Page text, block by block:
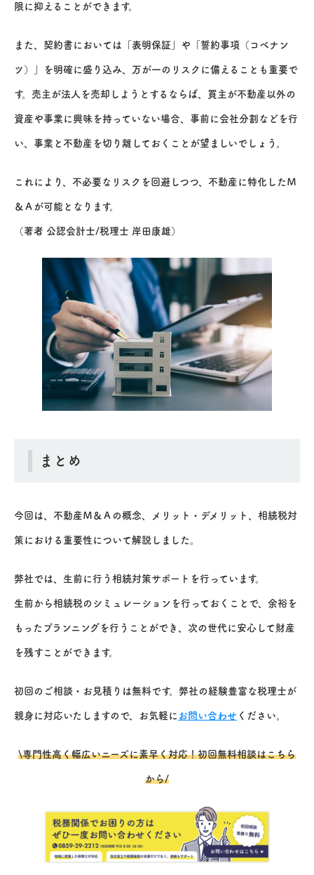
限に抑えることができます。
また、契約書においては「表明保証」や「誓約事項（コベナン
ツ）」を明確に盛り込み、万が一のリスクに備えることも重要で
す。売主が法人を売却しようとするならば、買主が不動産以外の
資産や事業に興味を持っていない場合、事前に会社分割などを行
い、事業と不動産を切り離しておくことが望ましいでしょう。
これにより、不必要なリスクを回避しつつ、不動産に特化したＭ
＆Ａが可能となります。
（著者 公認会計士/税理士 岸田康雄）
まとめ
今回は、不動産Ｍ＆Ａの概念、メリット・デメリット、相続税対
策における重要性について解説しました。
弊社では、生前に行う相続対策サポートを行っています。
生前から相続税のシミュレーションを行っておくことで、余裕を
もったプランニングを行うことができ、次の世代に安心して財産
を残すことができます。
初回のご相談・お見積りは無料です。弊社の経験豊富な税理士が
親身に対応いたしますので、お気軽に お問い合わせ ください。
\専門性高く幅広いニーズに素早く対応！初回無料相談はこちら
から/